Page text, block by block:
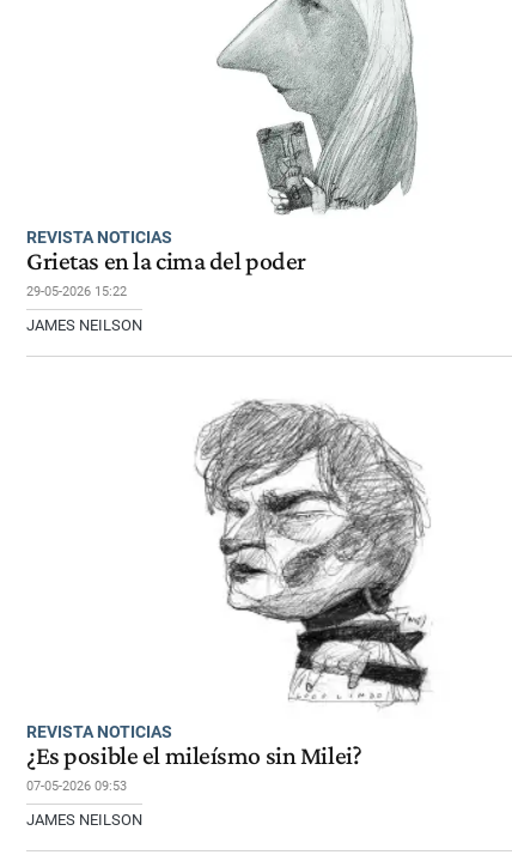
REVISTA NOTICIAS
Grietas en la cima del poder
29-05-2026 15:22
JAMES NEILSON
REVISTA NOTICIAS
¿Es posible el mileísmo sin Milei?
07-05-2026 09:53
JAMES NEILSON